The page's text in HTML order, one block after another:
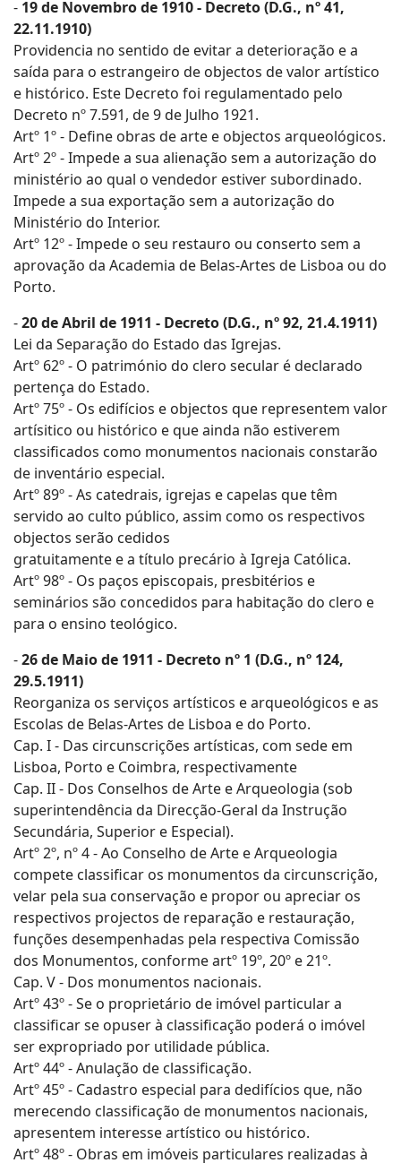
- 19 de Novembro de 1910 - Decreto (D.G., nº 41,
22.11.1910)
Providencia no sentido de evitar a deterioração e a
saída para o estrangeiro de objectos de valor artístico
e histórico. Este Decreto foi regulamentado pelo
Decreto nº 7.591, de 9 de Julho 1921.
Artº 1º - Define obras de arte e objectos arqueológicos.
Artº 2º - Impede a sua alienação sem a autorização do
ministério ao qual o vendedor estiver subordinado.
Impede a sua exportação sem a autorização do
Ministério do Interior.
Artº 12º - Impede o seu restauro ou conserto sem a
aprovação da Academia de Belas-Artes de Lisboa ou do
Porto.
-20 de Abril de 1911 - Decreto (D.G., nº 92, 21.4.1911)
Lei da Separação do Estado das Igrejas.
Artº 62º - O património do clero secular é declarado
pertença do Estado.
Artº 75º - Os edifícios e objectos que representem valor
artísitico ou histórico e que ainda não estiverem
classificados como monumentos nacionais constarão
de inventário especial.
Artº 89º - As catedrais, igrejas e capelas que têm
servido ao culto público, assim como os respectivos
objectos serão cedidos
gratuitamente e a título precário à Igreja Católica.
Artº 98º - Os paços episcopais, presbitérios e
seminários são concedidos para habitação do clero e
para o ensino teológico.
-26 de Maio de 1911 - Decreto nº 1 (D.G., nº 124,
29.5.1911)
Reorganiza os serviços artísticos e arqueológicos e as
Escolas de Belas-Artes de Lisboa e do Porto.
Cap. I - Das circunscrições artísticas, com sede em
Lisboa, Porto e Coimbra, respectivamente
Cap. II - Dos Conselhos de Arte e Arqueologia (sob
superintendência da Direcção-Geral da Instrução
Secundária, Superior e Especial).
Artº 2º, nº 4 - Ao Conselho de Arte e Arqueologia
compete classificar os monumentos da circunscrição,
velar pela sua conservação e propor ou apreciar os
respectivos projectos de reparação e restauração,
funções desempenhadas pela respectiva Comissão
dos Monumentos, conforme artº 19º, 20º e 21º.
Cap. V - Dos monumentos nacionais.
Artº 43º - Se o proprietário de imóvel particular a
classificar se opuser à classificação poderá o imóvel
ser expropriado por utilidade pública.
Artº 44º - Anulação de classificação.
Artº 45º - Cadastro especial para dedifícios que, não
merecendo classificação de monumentos nacionais,
apresentem interesse artístico ou histórico.
Artº 48º - Obras em imóveis particulares realizadas à